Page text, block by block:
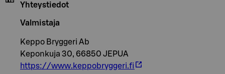
Yhteystiedot
Valmistaja
Keppo Bryggeri Ab
Keponkuja 30, 66850 JEPUA
https://www.keppobryggeri.fi